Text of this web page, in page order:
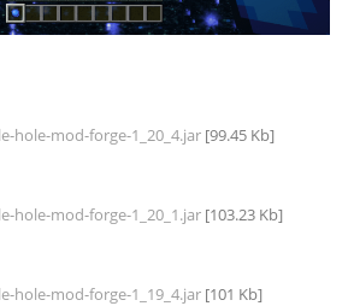
hole-mod-forge-1_20_4.jar
hole-mod-forge-1_20_1.jar
hole-mod-forge-1_19_4.jar